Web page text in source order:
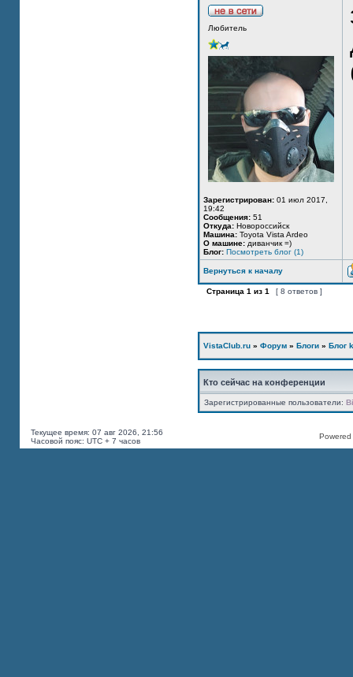
Любитель
Зарегистрирован: 01 июл 2017,
19:42
Сообщения: 51
Откуда: Новороссийск
Машина: Toyota Vista Ardeo
О машине: диванчик =)
Блог: Посмотреть блог (1)
Вернуться к началу
Страница 1 из 1 [ 8 ответов ]
VistaClub.ru » Форум » Блоги » Блог
Кто сейчас на конференции
Зарегистрированные пользователи:
Текущее время: 07 авг 2026, 21:56
Часовой пояс: UTC + 7 часов